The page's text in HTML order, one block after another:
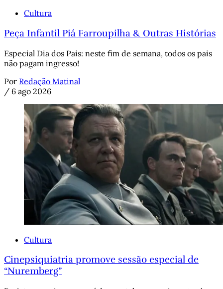
Cultura
Peça Infantil Piá Farroupilha & Outras Histórias
Especial Dia dos Pais: neste fim de semana, todos os pais
não pagam ingresso!
Por Redação Matinal
/ 6 ago 2026
Cultura
Cinepsiquiatria promove sessão especial de
“Nuremberg”